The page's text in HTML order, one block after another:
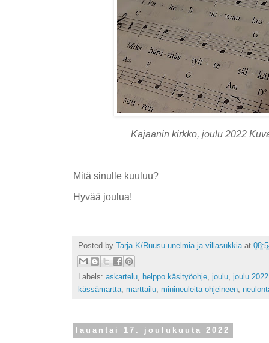
Kajaanin kirkko, joulu 2022
Mitä sinulle kuuluu?
Hyvää joulua!
Posted by Tarja K/Ruusu-unelmia ja villasukkia at
Labels: askartelu helppo käsityöohje joulu joulu 2022
kässämartta marttailu minineuleita ohjeineen
lauantai 17. joulukuuta 2022